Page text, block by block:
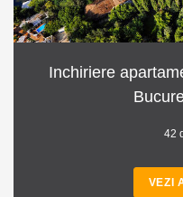
Inchiriere
42
VEZI